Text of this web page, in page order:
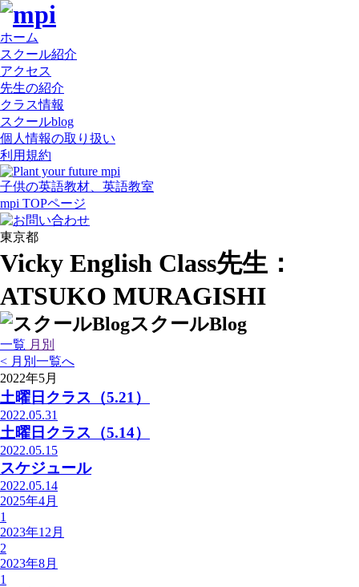
ホーム
スクール紹介
アクセス
先生の紹介
クラス情報
スクールblog
個人情報の取り扱い
利用規約
子供の英語教材、英語教室
mpi TOPページ
東京都
Vicky English Class先生：
ATSUKO MURAGISHI
スクールBlog
一覧 月別
< 月別一覧へ
2022年5月
土曜日クラス（5.21）
2022.05.31
土曜日クラス（5.14）
2022.05.15
スケジュール
2022.05.14
2025年4月
1
2023年12月
2
2023年8月
1